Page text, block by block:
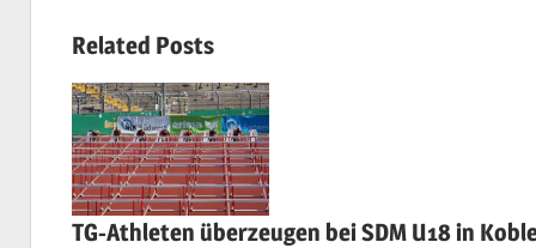
Related Posts
TG-Athleten überzeugen bei SDM U18 in